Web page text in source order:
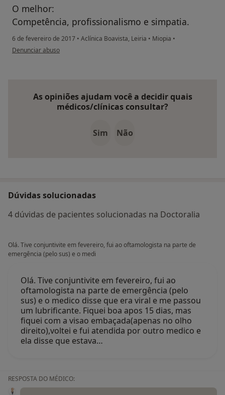
O melhor:
Competência, profissionalismo e simpatia.
6 de fevereiro de 2017 • Aclínica Boavista, Leiria • Miopia •
na opinião do utilizador paciente
Denunciar abuso
As opiniões ajudam você a decidir quais
médicos/clínicas consultar?
Sim Não
Dúvidas solucionadas
4 dúvidas de pacientes solucionadas na Doctoralia
Olá. Tive conjuntivite em fevereiro, fui ao oftamologista na parte de
emergência (pelo sus) e o medi
Olá. Tive conjuntivite em fevereiro, fui ao
oftamologista na parte de emergência (pelo
sus) e o medico disse que era viral e me passou
um lubrificante. Fiquei boa apos 15 dias, mas
fiquei com a visao embaçada(apenas no olho
direito),voltei e fui atendida por outro medico e
ela disse que estava…
RESPOSTA DO MÉDICO: